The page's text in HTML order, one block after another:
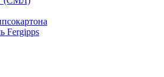
Fergipps